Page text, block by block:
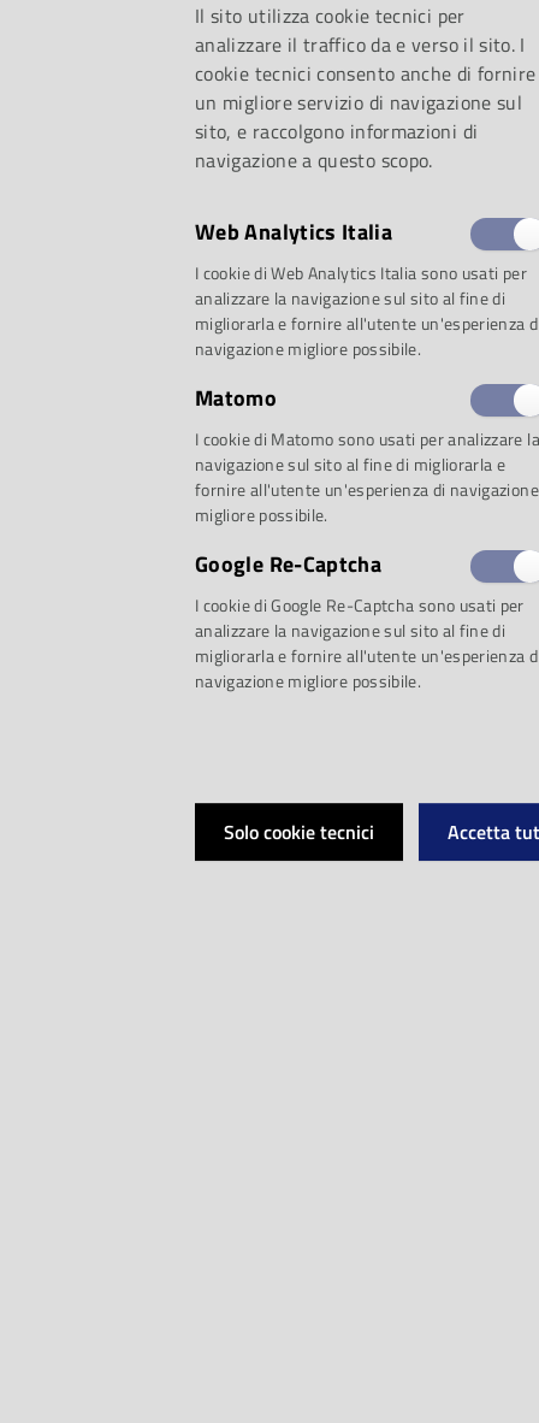
Torna aTraiettorie
quartetto diNikel
concerto della
degnamente
della rassegna
Il sito utilizza cookie tecnici per
analizzare il traffico da e verso il sito. I
cookie tecnici consento anche di fornire
un migliore servizio di navigazione sul
sito, e raccolgono informazioni di
navigazione a questo scopo.
Web Analytics Italia
I cookie di Web Analytics Italia sono usati per
analizzare la navigazione sul sito al fine di
migliorarla e fornire all'utente un'esperienza
navigazione migliore possibile.
Matomo
I cookie di Matomo sono usati per analizzare la
navigazione sul sito al fine di migliorarla e
fornire all'utente un'esperienza di navigazione
migliore possibile.
Google Re-Captcha
I cookie di Google Re-Captcha sono usati per
analizzare la navigazione sul sito al fine di
migliorarla e fornire all'utente un'esperienza
navigazione migliore possibile.
Solo cookie tecnici Accetta